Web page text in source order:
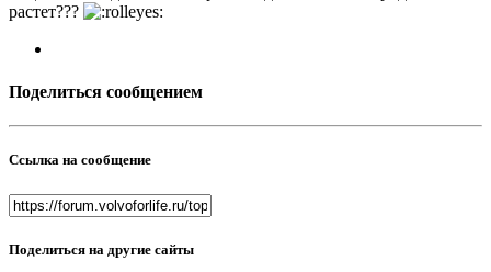
растет???
Поделиться сообщением
Ссылка на сообщение
Поделиться на другие сайты